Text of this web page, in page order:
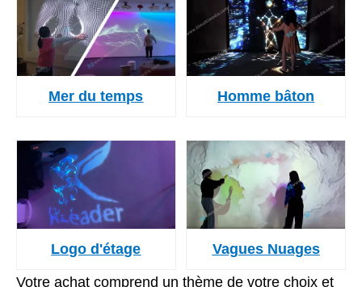
Mer du temps Homme bâton
Logo d'étage Vagues Nuages
Votre achat comprend un thème de votre choix et